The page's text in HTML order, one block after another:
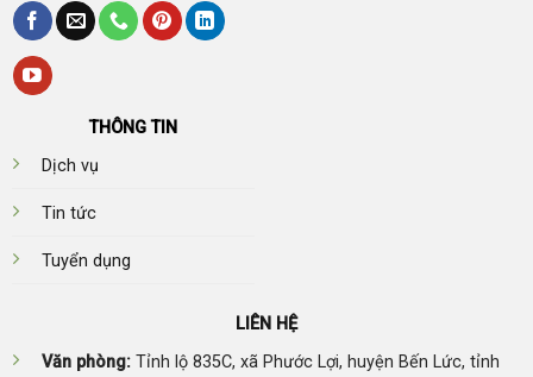
THÔNG TIN
Dịch vụ
Tin tức
Tuyển dụng
LIÊN HỆ
Văn phòng:Tỉnh lộ 835C, xã Phước Lợi, huyện Bến Lức, tỉnh